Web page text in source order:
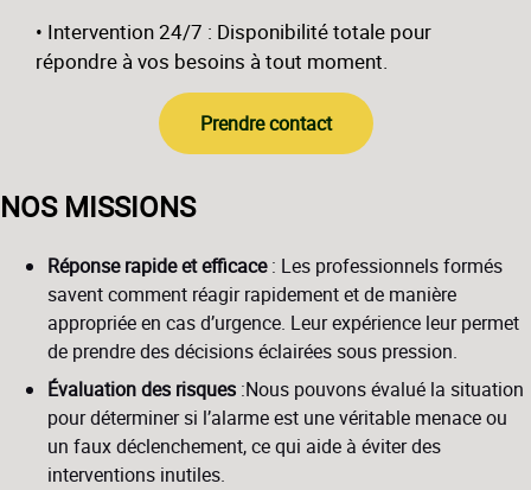
• Intervention 24/7 : Disponibilité totale pour
répondre à vos besoins à tout moment.
Prendre contact
NOS MISSIONS
Réponse rapide et efficace: Les professionnels formés
savent comment réagir rapidement et de manière
appropriée en cas d’urgence. Leur expérience leur permet
de prendre des décisions éclairées sous pression.
Évaluation des risques :Nous pouvons évalué la situation
pour déterminer si l’alarme est une véritable menace ou
un faux déclenchement, ce qui aide à éviter des
interventions inutiles.